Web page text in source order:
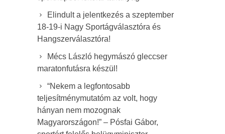
Elindult a jelentkezés a szeptember
18-19-i Nagy Sportágválasztóra és
Hangszerválasztóra!
Mécs László hegymászó gleccser
maratonfutásra készül!
“Nekem a legfontosabb
teljesítménymutatóm az volt, hogy
hányan nem mozognak
Magyarországon!” – Pósfai Gábor,